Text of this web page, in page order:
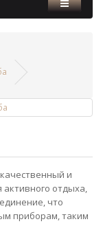
и
отдыха,
что
приборам, таким